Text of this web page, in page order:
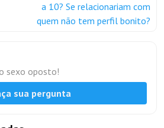
a 10? Se relacionariam com
quem não tem perfil bonito?
sexo oposto!
sua pergunta